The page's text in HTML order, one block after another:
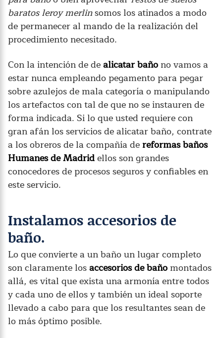
baratos leroy merlinsomos los atinados a modo
de permanecer al mando de la realización del
procedimiento necesitado.
Con la intención de dealicatar baño no vamos a
estar nunca empleando pegamento para pegar
sobre azulejos de mala categoría o manipulando
los artefactos con tal de que no se instauren de
forma indicada. Si lo que usted requiere con
gran afán los servicios de alicatar baño, contrate
a los obreros de la compañía dereformas baños
Humanes de Madridellos son grandes
conocedores de procesos seguros y confiables en
este servicio.
Instalamos accesorios de
baño.
Lo que convierte a un baño un lugar completo
son claramente losaccesorios de baño montados
allá, es vital que exista una armonía entre todos
y cada uno de ellos y también un ideal soporte
llevado a cabo para que los resultantes sean de
lo más óptimo posible.